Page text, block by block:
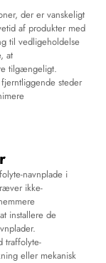
der er vanskeligt
af produkter med
til vedligeholdelse
at
tilgængeligt.
steder
navnplade i
ikke-
installere de
traffolyte-
eller mekanisk